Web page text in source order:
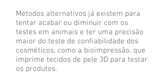
Métodos alternativos já existem para
tentar acabar ou diminuir com os
testes em animais e ter uma precisão
maior do teste de confiabilidade dos
cosméticos, como a bioimpressão, que
imprime tecidos de pele 3D para testar
os produtos.